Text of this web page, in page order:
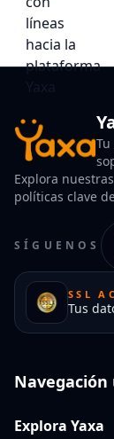
Explora
políticas clave
SÍGUENOS
SSL
Tus
Navegación
Explora Yaxa